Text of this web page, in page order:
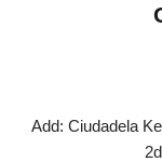
Add: Ciudadela